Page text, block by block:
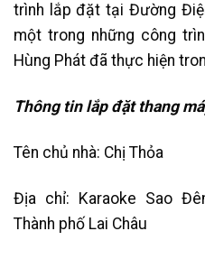
trình lắp đặt tại Đường
một trong những công
Hùng Phát đã thực hiện
Thông tin lắp đặt thang
Tên chủ nhà: Chị Thỏa
Địa chỉ: Karaoke Sao
Thành phố Lai Châu